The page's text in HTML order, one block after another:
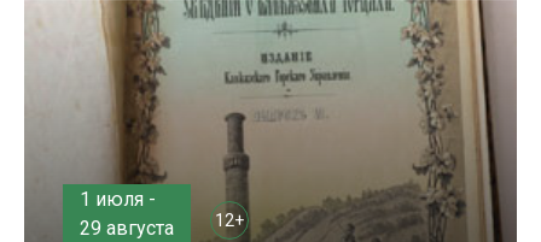
1 июля -
29 августа
12+